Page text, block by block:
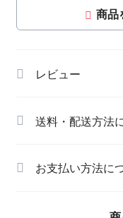
商品
レビュー
送料・配送方法
お支払い方法に